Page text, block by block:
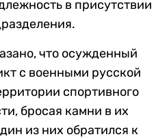
в присутствии
что осужденный
с военными русской
спортивного
бросая камни в их
из них обратился к